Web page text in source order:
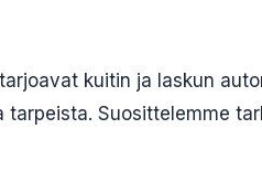
kuitin ja laskun
Suosittelemme